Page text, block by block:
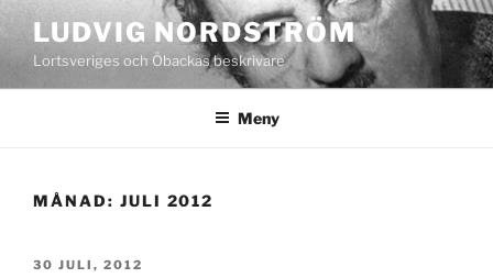
Hoppa
till
innehåll
LUDVIG NORDSTRÖM
Lortsveriges och Öbackas beskrivare
Meny
MÅNAD: JULI 2012
PUBLICERAT
30 JULI, 2012